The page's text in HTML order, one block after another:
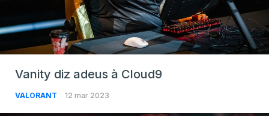
Vanity diz adeus à Cloud9
VALORANT 12 mar 2023